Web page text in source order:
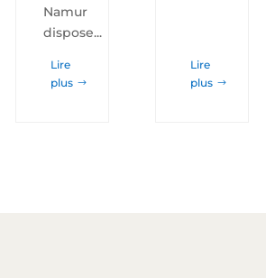
Namur
dispose...
Lire
plus
Lire
plus